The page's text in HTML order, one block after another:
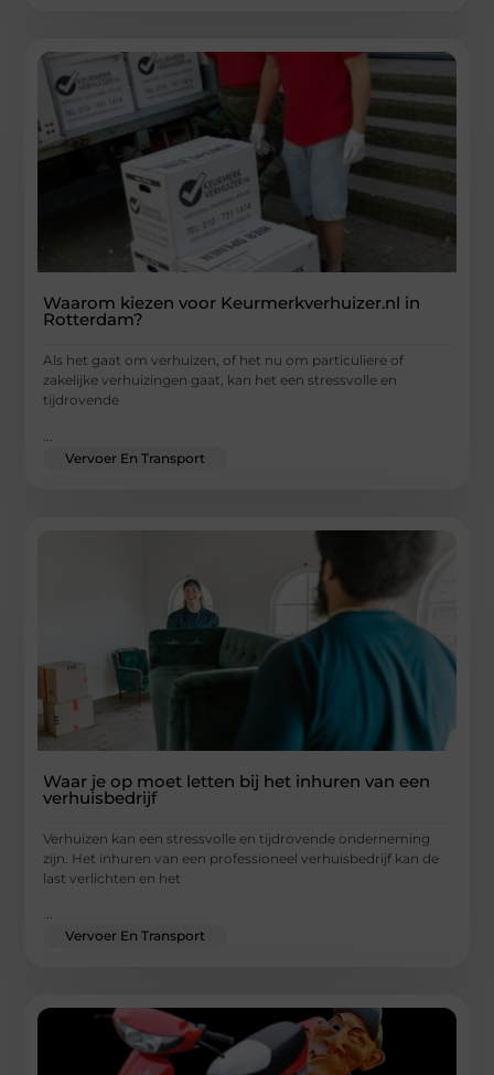
Waarom kiezen voor Keurmerkverhuizer.nl in
Rotterdam?
Als het gaat om verhuizen, of het nu om particuliere of
zakelijke verhuizingen gaat, kan het een stressvolle en
tijdrovende
Vervoer En Transport
Waar je op moet letten bij het inhuren van een
verhuisbedrijf
Verhuizen kan een stressvolle en tijdrovende onderneming
zijn. Het inhuren van een professioneel verhuisbedrijf kan de
last verlichten en het
...
Vervoer En Transport